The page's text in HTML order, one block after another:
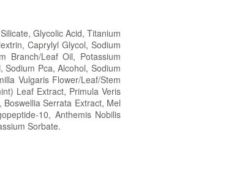
Glycolic Acid, Titanium
Caprylyl Glycol, Sodium
Branch/Leaf Oil, Potassium
Pca, Alcohol, Sodium
Vulgaris Flower/Leaf/Stem
Leaf Extract, Primula Veris
Serrata Extract, Mel
10, Anthemis Nobilis
Sorbate.